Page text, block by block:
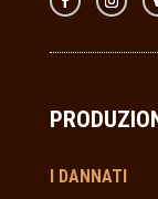
I DANNATI